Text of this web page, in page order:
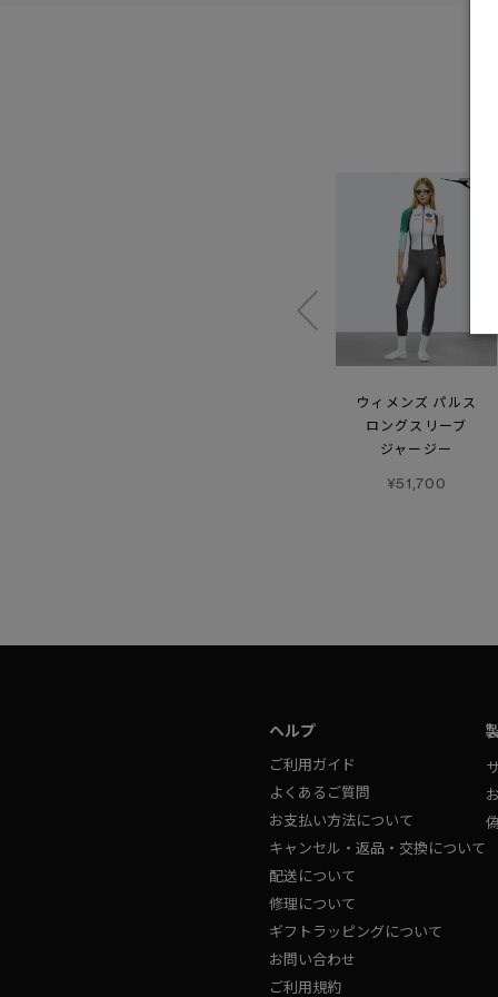
ウィメンズ パルス
ロングスリーブ
ジャージー
¥51,700
ヘルプ
ご利用ガイド
よくあるご質問
お支払い方法について
キャンセル・返品・交換について
配送について
修理について
ギフトラッピングについて
お問い合わせ
ご利用規約